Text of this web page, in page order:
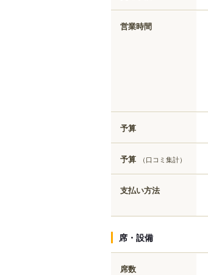
営業時間
予算
予算 （口コミ集計）
支払い方法
席・設備
席数